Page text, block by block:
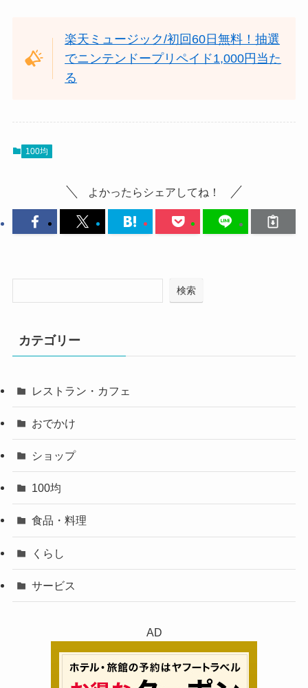
楽天ミュージック/初回60日無料！抽選
でニンテンドープリペイド1,000円当た
る
100均
よかったらシェアしてね！
検索
カテゴリー
レストラン・カフェ
おでかけ
ショップ
100均
食品・料理
くらし
サービス
AD